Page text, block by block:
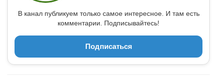
В канал публикуем только самое интересное. И там есть
комментарии. Подписывайтесь!
Подписаться